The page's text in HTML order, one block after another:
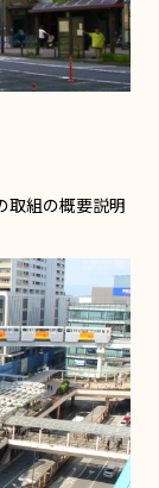
取組の概要説明